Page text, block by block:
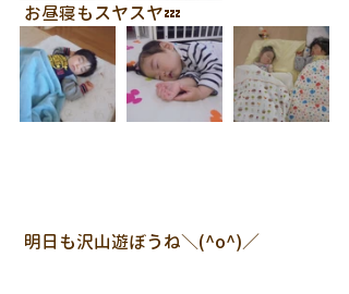
お昼寝もスヤスヤ💤
明日も沢山遊ぼうね＼(^o^)／